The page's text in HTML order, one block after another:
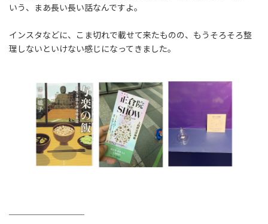
いう、まあ長い長い話なんですよ。
インスタなどに、こま切れで載せて来たものの、もうそろそろ整
理しないといけない感じになってきました。